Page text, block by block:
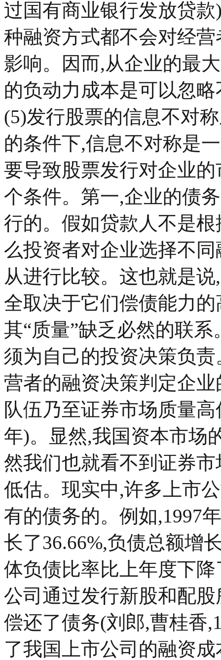
过国有商业银行发放贷
种融资方式都不会对经
影响。因而,从企业的最
的负动力成本是可以忽
(5)发行股票的信息不对
的条件下,信息不对称是
要导致股票发行对企业
个条件。第一,企业的债
行的。假如贷款人不是
么投资者对企业选择不
从进行比较。这也就是
全取决于它们偿债能力
其“质量”缺乏必然的联
须为自己的投资决策负
营者的融资决策判定企
队伍乃至证券市场质量
年)。显然,我国资本市场
然我们也就看不到证券
低估。现实中,许多上市
有的债务的。例如,1997
长了36.66%,负债总额增
体负债比率比上年度下
公司通过发行新股和配
偿还了债务(刘郎,曹桂香
了我国上市公司的融资